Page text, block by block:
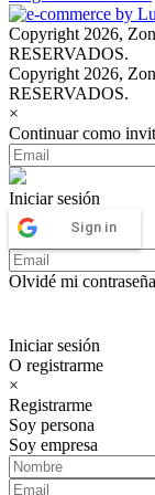
Copyright 2026,
RESERVADOS.
Copyright 2026,
RESERVADOS.
×
Continuar como
Iniciar sesión
Sign in
Olvidé mi contraseña
Iniciar sesión
O registrarme
×
Registrarme
Soy persona
Soy empresa